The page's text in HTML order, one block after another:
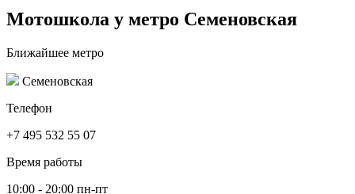
Мотошкола у метро Семеновская
Ближайшее метро
Семеновская
Телефон
+7 495 532 55 07
Время работы
10:00 - 20:00 пн-пт